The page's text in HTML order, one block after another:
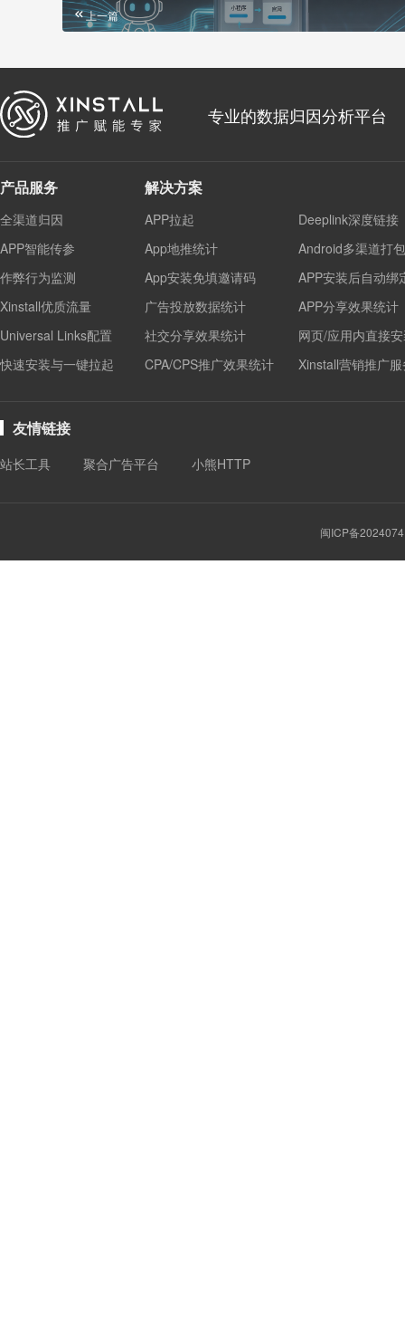
上一篇
专业的数据归因分析平台
产品服务
全渠道归因
APP智能传参
作弊行为监测
Xinstall优质流量
Universal Links配置
快速安装与一键拉起
解决方案
APP拉起
Deeplink深度链接
App地推统计
Android多渠道打包
App安装免填邀请码
APP安装后自动绑
广告投放数据统计
APP分享效果统计
社交分享效果统计
网页/应用内直接
CPA/CPS推广效果统计
Xinstall营销推广
友情链接
站长工具 聚合广告平台 小熊HTTP
闽ICP备